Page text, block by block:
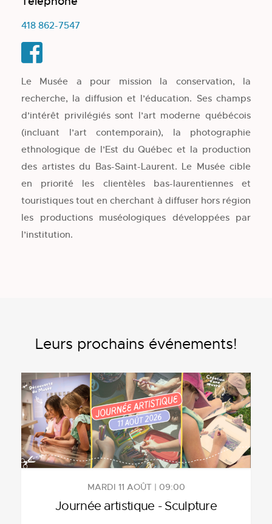
418 862-7547
Le Musée a pour mission la conservation, la
recherche, la diffusion et l’éducation. Ses champs
d’intérêt privilégiés sont l’art moderne québécois
(incluant l’art contemporain), la photographie
ethnologique de l’Est du Québec et la production
des artistes du Bas-Saint-Laurent. Le Musée cible
en priorité les clientèles bas-laurentiennes et
touristiques tout en cherchant à diffuser hors région
les productions muséologiques développées par
l’institution.
Leurs prochains événements!
MARDI 11 AOÛT | 09:00
Journée artistique - Sculpture